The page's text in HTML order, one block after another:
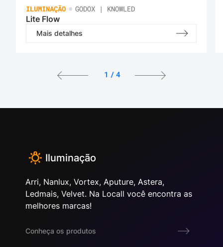
ILUMINAÇÃO •GODOX | KNOWLED
Lite Flow
Mais detalhes
1 / 4
Iluminação
Arri, Nanlux, Vortex, Aputure, Astera,
Ledmais, Velvet. Na Locall você encontra as
melhores marcas!
Conheça os produtos